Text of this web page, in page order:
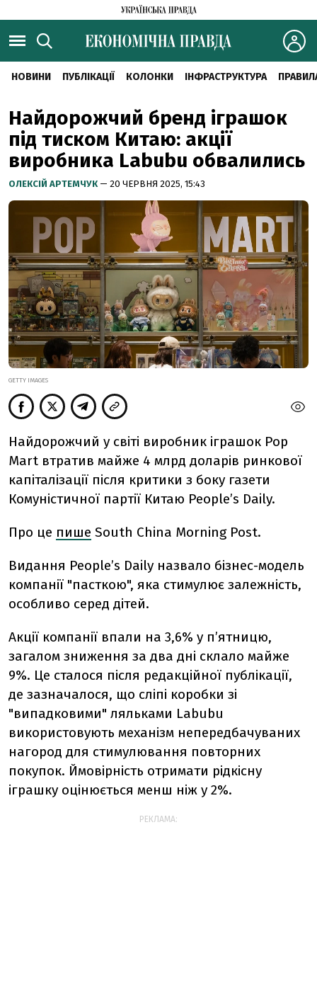
НОВИНИ ПУБЛІКАЦІЇ КОЛОНКИ ІНФРАСТРУКТУРА
Найдорожчий бренд іграшок
під тиском Китаю: акції
виробника Labubu обвалились
ОЛЕКСІЙ АРТЕМЧУК — 20 ЧЕРВНЯ 2025, 15:43
GETTY IMAGES
Найдорожчий у світі виробник іграшок Pop
Mart втратив майже 4 млрд доларів ринкової
капіталізації після критики з боку газети
Комуністичної партії Китаю People’s Daily.
Про це пише South China Morning Post.
Видання People’s Daily назвало бізнес-модель
компанії "пасткою", яка стимулює залежність,
особливо серед дітей.
Акції компанії впали на 3,6% у п’ятницю,
загалом зниження за два дні склало майже
9%. Це сталося після редакційної публікації,
де зазначалося, що сліпі коробки зі
"випадковими" ляльками Labubu
використовують механізм непередбачуваних
нагород для стимулювання повторних
покупок. Ймовірність отримати рідкісну
іграшку оцінюється менш ніж у 2%.
РЕКЛАМА: